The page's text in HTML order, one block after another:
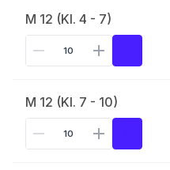
M 12 (Kl. 4 - 7)
M 12 (Kl. 7 - 10)